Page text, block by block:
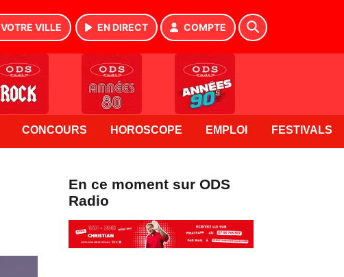
VOTRE VILLE EN DIRECT COMPTE
CONCOURS HOROSCOPE EMPLOI FESTIVALS
En ce moment sur ODS
Radio